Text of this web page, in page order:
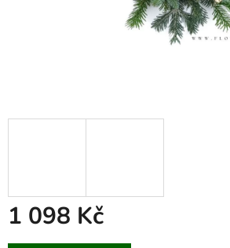
1 098 Kč
Měrná